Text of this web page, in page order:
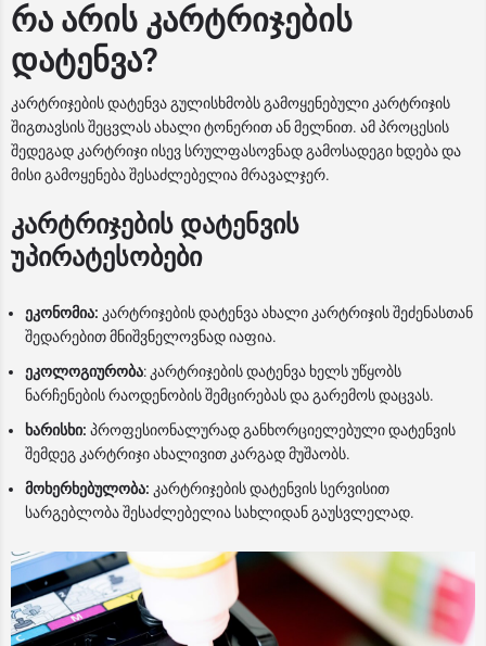
რა არის კარტრიჯების
დატენვა?
კარტრიჯების დატენვა გულისხმობს გამოყენებული კარტრიჯის
შიგთავსის შეცვლას ახალი ტონერით ან მელნით. ამ პროცესის
შედეგად კარტრიჯი ისევ სრულფასოვნად გამოსადეგი ხდება და
მისი გამოყენება შესაძლებელია მრავალჯერ.
კარტრიჯების დატენვის
უპირატესობები
ეკონომია: კარტრიჯების დატენვა ახალი კარტრიჯის შეძენასთან
შედარებით მნიშვნელოვნად იაფია.
ეკოლოგიურობა: კარტრიჯების დატენვა ხელს უწყობს
ნარჩენების რაოდენობის შემცირებას და გარემოს დაცვას.
ხარისხი: პროფესიონალურად განხორციელებული დატენვის
შემდეგ კარტრიჯი ახალივით კარგად მუშაობს.
მოხერხებულობა: კარტრიჯების დატენვის სერვისით
სარგებლობა შესაძლებელია სახლიდან გაუსვლელად.